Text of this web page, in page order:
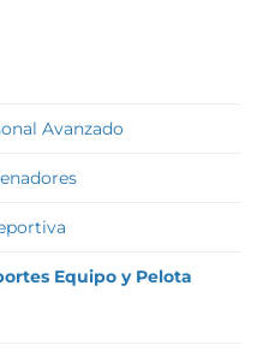
Avanzado
Equipo y Pelota